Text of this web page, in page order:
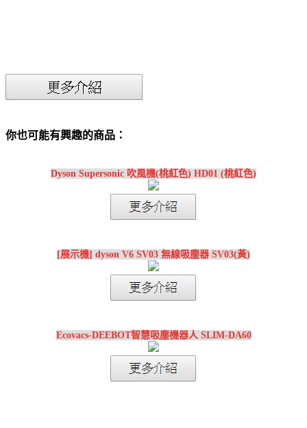
你也可能有興趣的商品：
Dyson Supersonic 吹風機(桃紅色) HD01 (桃紅色)
[展示機] dyson V6 SV03 無線吸塵器 SV03(黃)
Ecovacs-DEEBOT智慧吸塵機器人 SLIM-DA60